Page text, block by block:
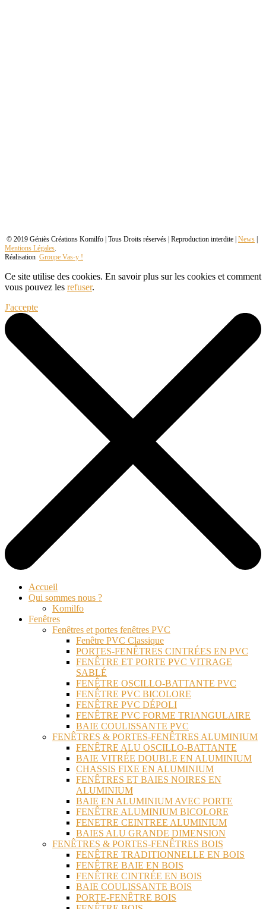
© 2019 Géniès Créations Komilfo | Tous Droits réservés | Reproduction interdite | News
Mentions Légales.
Réalisation Groupe Vas-y !
Ce site utilise des cookies. En savoir plus sur les cookies et comment
vous pouvez les refuser.
J'accepte
Accueil
Qui sommes nous ?
Komilfo
Fenêtres
Fenêtres et portes fenêtres PVC
Fenêtre PVC Classique
PORTES-FENÊTRES CINTRÉES EN PVC
FENÊTRE ET PORTE PVC VITRAGE
SABLÉ
FENÊTRE OSCILLO-BATTANTE PVC
FENÊTRE PVC BICOLORE
FENÊTRE PVC DÉPOLI
FENÊTRE PVC FORME TRIANGULAIRE
BAIE COULISSANTE PVC
FENÊTRES & PORTES-FENÊTRES ALUMINIUM
FENÊTRE ALU OSCILLO-BATTANTE
BAIE VITRÉE DOUBLE EN ALUMINIUM
CHASSIS FIXE EN ALUMINIUM
FENÊTRES ET BAIES NOIRES EN
ALUMINIUM
BAIE EN ALUMINIUM AVEC PORTE
FENÊTRE ALUMINIUM BICOLORE
FENETRE CEINTREE ALUMINIUM
BAIES ALU GRANDE DIMENSION
FENÊTRES & PORTES-FENÊTRES BOIS
FENÊTRE TRADITIONNELLE EN BOIS
FENÊTRE BAIE EN BOIS
FENÊTRE CINTRÉE EN BOIS
BAIE COULISSANTE BOIS
PORTE-FENÊTRE BOIS